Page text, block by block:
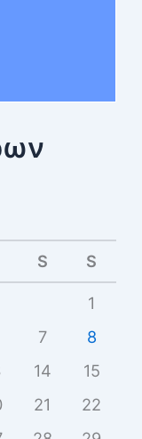
S S
1
7
8
14
15
21
22